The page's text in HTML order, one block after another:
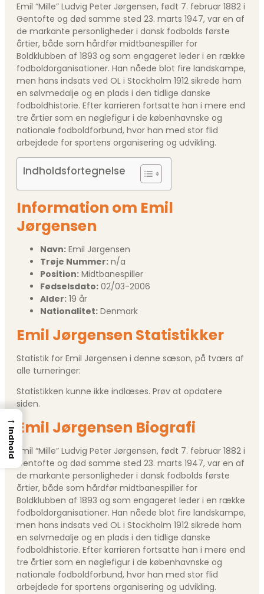
Emil “Mille” Ludvig Peter Jørgensen, født 7. februar 1882 i
Gentofte og død samme sted 23. marts 1947, var en af
de markante personligheder i dansk fodbolds første
årtier, både som hårdfør midtbanespiller for
Boldklubben af 1893 og som engageret leder i en række
fodboldorganisationer. Han nåede blot fire landskampe,
men hans indsats ved OL i Stockholm 1912 sikrede ham
en sølvmedalje og en plads i den tidlige danske
fodboldhistorie. Efter karrieren fortsatte han i mere end
tre årtier som en nøglefigur i de københavnske og
nationale fodboldforbund, hvor han med stor flid
arbejdede for sportens organisering og udvikling.
Indholdsfortegnelse
Information om Emil
Jørgensen
Navn: Emil Jørgensen
Trøje Nummer: n/a
Position: Midtbanespiller
Fødselsdato: 02/03-2006
Alder: 19 år
Nationalitet: Denmark
Emil Jørgensen Statistikker
Statistik for Emil Jørgensen i denne sæson, på tværs af
alle turneringer:
Statistikken kunne ikke indlæses. Prøv at opdatere
siden.
Emil Jørgensen Biografi
Emil “Mille” Ludvig Peter Jørgensen, født 7. februar 1882 i
Gentofte og død samme sted 23. marts 1947, var en af
de markante personligheder i dansk fodbolds første
årtier, både som hårdfør midtbanespiller for
Boldklubben af 1893 og som engageret leder i en række
fodboldorganisationer. Han nåede blot fire landskampe,
men hans indsats ved OL i Stockholm 1912 sikrede ham
en sølvmedalje og en plads i den tidlige danske
fodboldhistorie. Efter karrieren fortsatte han i mere end
tre årtier som en nøglefigur i de københavnske og
nationale fodboldforbund, hvor han med stor flid
arbejdede for sportens organisering og udvikling.
→
Indhold